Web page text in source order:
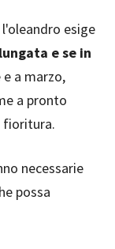
esige
e se in
a marzo,
a pronto
fioritura.
necessarie
possa